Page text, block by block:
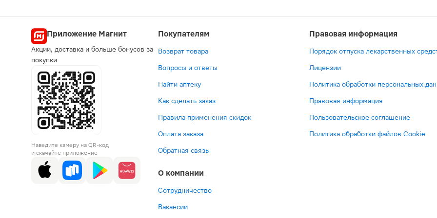
Приложение Магнит
Акции, доставка и больше бонусов за
покупки
Наведите камеру на QR-код
и скачайте приложение
Покупателям
Возврат товара
Вопросы и ответы
Найти аптеку
Как сделать заказ
Правила применения скидок
Оплата заказа
Обратная связь
О компании
Сотрудничество
Вакансии
Правовая информация
Порядок отпуска лекарственных
Лицензии
Политика обработки персональных
Правовая информация
Пользовательское соглашение
Политика обработки файлов Cookie